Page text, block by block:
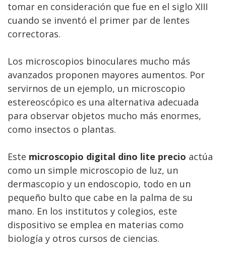
tomar en consideración que fue en el siglo XIII
cuando se inventó el primer par de lentes
correctoras.
Los microscopios binoculares mucho más
avanzados proponen mayores aumentos. Por
servirnos de un ejemplo, un microscopio
estereoscópico es una alternativa adecuada
para observar objetos mucho más enormes,
como insectos o plantas.
Este microscopio digital dino lite precio actúa
como un simple microscopio de luz, un
dermascopio y un endoscopio, todo en un
pequeño bulto que cabe en la palma de su
mano. En los institutos y colegios, este
dispositivo se emplea en materias como
biología y otros cursos de ciencias.